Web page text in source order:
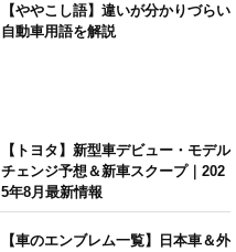
【ややこし語】違いが分かりづらい
自動車用語を解説
【トヨタ】新型車デビュー・モデル
チェンジ予想＆新車スクープ｜202
5年8月最新情報
【車のエンブレム一覧】日本車＆外